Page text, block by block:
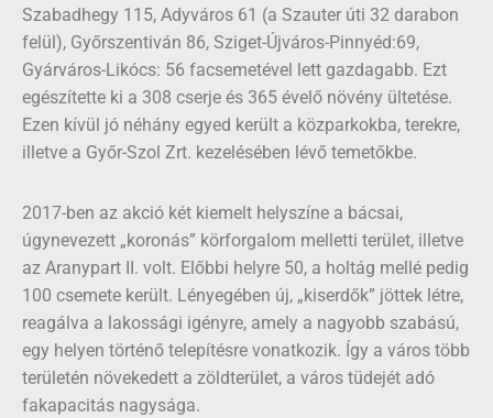
Szabadhegy 115, Adyváros 61 (a Szauter úti 32 darabon
felül), Győrszentiván 86, Sziget-Újváros-Pinnyéd:69,
Gyárváros-Likócs: 56 facsemetével lett gazdagabb. Ezt
egészítette ki a 308 cserje és 365 évelő növény ültetése.
Ezen kívül jó néhány egyed került a közparkokba, terekre,
illetve a Győr-Szol Zrt. kezelésében lévő temetőkbe.
2017-ben az akció két kiemelt helyszíne a bácsai,
úgynevezett „koronás” körforgalom melletti terület, illetve
az Aranypart II. volt. Előbbi helyre 50, a holtág mellé pedig
100 csemete került. Lényegében új, „kiserdők” jöttek létre,
reagálva a lakossági igényre, amely a nagyobb szabású,
egy helyen történő telepítésre vonatkozik. Így a város több
területén növekedett a zöldterület, a város tüdejét adó
fakapacitás nagysága.